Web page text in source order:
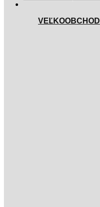
VEĽKOOBCHOD